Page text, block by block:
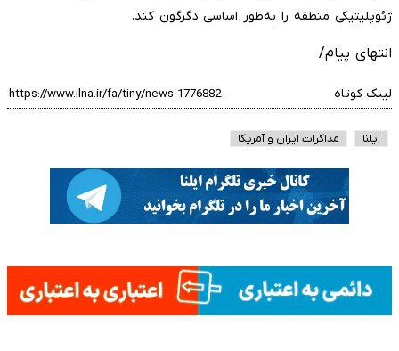
ژئوپلیتیکی منطقه را به‌طور اساسی دگرگون کند.
انتهای پیام/
لینک کوتاه
ایلنا مذاکرات ایران و آمریکا